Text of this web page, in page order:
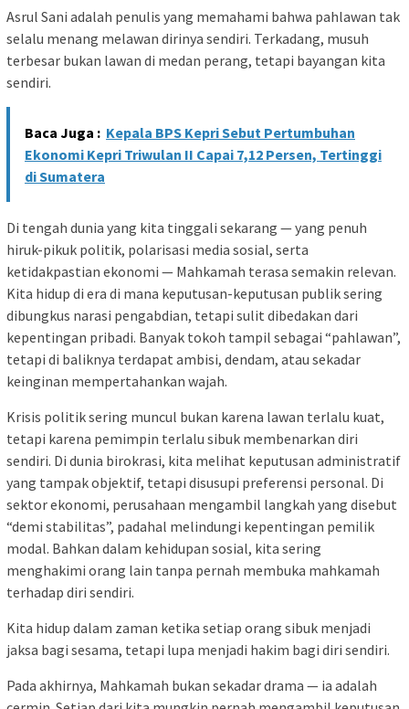
Asrul Sani adalah penulis yang memahami bahwa pahlawan tak
selalu menang melawan dirinya sendiri. Terkadang, musuh
terbesar bukan lawan di medan perang, tetapi bayangan kita
sendiri.
Baca Juga : Kepala BPS Kepri Sebut Pertumbuhan
Ekonomi Kepri Triwulan II Capai 7,12 Persen, Tertinggi
di Sumatera
Di tengah dunia yang kita tinggali sekarang — yang penuh
hiruk-pikuk politik, polarisasi media sosial, serta
ketidakpastian ekonomi — Mahkamah terasa semakin relevan.
Kita hidup di era di mana keputusan-keputusan publik sering
dibungkus narasi pengabdian, tetapi sulit dibedakan dari
kepentingan pribadi. Banyak tokoh tampil sebagai “pahlawan”,
tetapi di baliknya terdapat ambisi, dendam, atau sekadar
keinginan mempertahankan wajah.
Krisis politik sering muncul bukan karena lawan terlalu kuat,
tetapi karena pemimpin terlalu sibuk membenarkan diri
sendiri. Di dunia birokrasi, kita melihat keputusan administratif
yang tampak objektif, tetapi disusupi preferensi personal. Di
sektor ekonomi, perusahaan mengambil langkah yang disebut
“demi stabilitas”, padahal melindungi kepentingan pemilik
modal. Bahkan dalam kehidupan sosial, kita sering
menghakimi orang lain tanpa pernah membuka mahkamah
terhadap diri sendiri.
Kita hidup dalam zaman ketika setiap orang sibuk menjadi
jaksa bagi sesama, tetapi lupa menjadi hakim bagi diri sendiri.
Pada akhirnya, Mahkamah bukan sekadar drama — ia adalah